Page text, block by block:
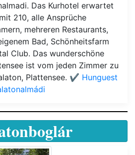
Das Kurhotel erwartet
210, alle Ansprüche
mehreren Restaurants,
Bad, Schönheitsfarm
Club. Das wunderschöne
ist vom jeden Zimmer zu
Plattensee. ✔️ Hunguest